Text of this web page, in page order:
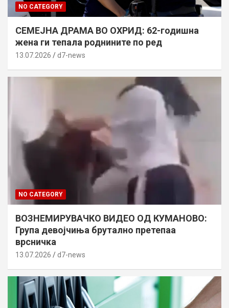
NO CATEGORY
СЕМЕЈНА ДРАМА ВО ОХРИД: 62-годишна
жена ги тепала роднините по ред
13.07.2026 d7-news
NO CATEGORY
ВОЗНЕМИРУВАЧКО ВИДЕО ОД КУМАНОВО:
Група девојчиња брутално претепаа
врсничка
13.07.2026 d7-news